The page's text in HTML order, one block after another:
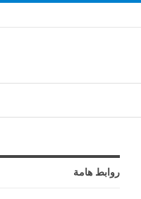
روابط هامة